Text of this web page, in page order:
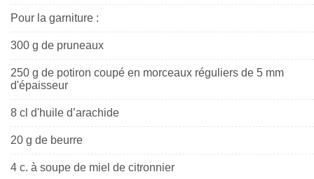
Pour la garniture :
300 g de pruneaux
250 g de potiron coupé en morceaux réguliers de 5 mm
d'épaisseur
8 cl d'huile d’arachide
20 g de beurre
4 c. à soupe de miel de citronnier